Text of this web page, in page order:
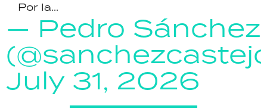
Por la...
— Pedro Sánchez
July 31, 2026